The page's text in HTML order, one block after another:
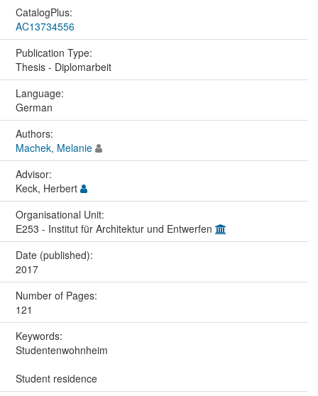
CatalogPlus:
AC13734556
Publication Type:
Thesis - Diplomarbeit
Language:
German
Authors:
Machek, Melanie
Advisor:
Keck, Herbert
Organisational Unit:
E253 - Institut für Architektur und Entwerfen
Date (published):
2017
Number of Pages:
121
Keywords:
Studentenwohnheim
Student residence